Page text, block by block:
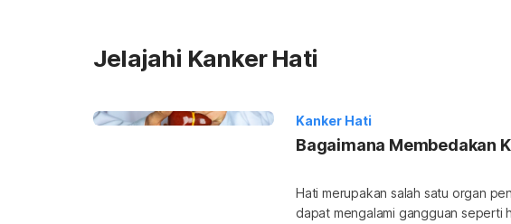
Jelajahi Kanker Hati
Kanker Hati
Bagaimana Membedakan
Hati merupakan salah satu organ
dapat mengalami gangguan seperti